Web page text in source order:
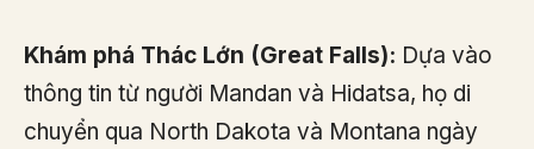
Khám phá Thác Lớn (Great Falls): Dựa vào
thông tin từ người Mandan và Hidatsa, họ di
chuyển qua North Dakota và Montana ngày